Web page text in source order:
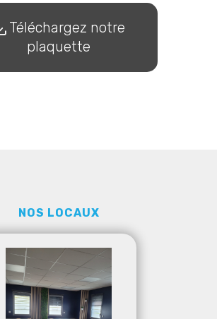
Téléchargez notre
plaquette
NOS LOCAUX